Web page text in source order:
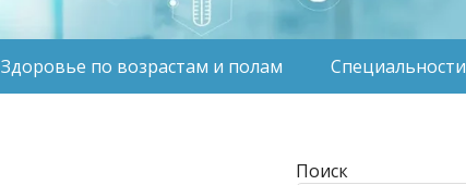
Здоровье по возрастам и полам Специальности
Поиск